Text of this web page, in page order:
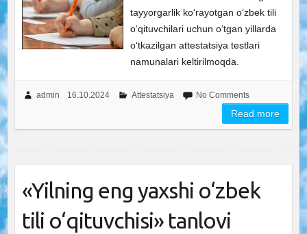
tayyorgarlik ko‘rayotgan o‘zbek tili
o‘qituvchilari uchun o‘tgan yillarda
o‘tkazilgan attestatsiya testlari
namunalari keltirilmoqda.
admin 16.10.2024 Attestatsiya No Comments
Read more
«Yilning eng yaxshi o‘zbek
tili o‘qituvchisi» tanlovi